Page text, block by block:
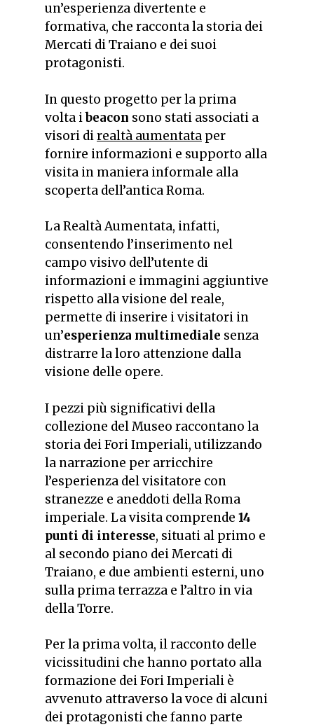
un’esperienza divertente e
formativa, che racconta la storia dei
Mercati di Traiano e dei suoi
protagonisti.
In questo progetto per la prima
volta ibeacon sono stati associati a
visori direaltà aumentata per
fornire informazioni e supporto alla
visita in maniera informale alla
scoperta dell’antica Roma.
La Realtà Aumentata, infatti,
consentendo l’inserimento nel
campo visivo dell’utente di
informazioni e immagini aggiuntive
rispetto alla visione del reale,
permette di inserire i visitatori in
un’esperienza multimediale senza
distrarre la loro attenzione dalla
visione delle opere.
I pezzi più significativi della
collezione del Museo raccontano la
storia dei Fori Imperiali, utilizzando
la narrazione per arricchire
l’esperienza del visitatore con
stranezze e aneddoti della Roma
imperiale. La visita comprende 14
punti di interesse, situati al primo e
al secondo piano dei Mercati di
Traiano, e due ambienti esterni, uno
sulla prima terrazza e l’altro in via
della Torre.
Per la prima volta, il racconto delle
vicissitudini che hanno portato alla
formazione dei Fori Imperiali è
avvenuto attraverso la voce di alcuni
dei protagonisti che fanno parte